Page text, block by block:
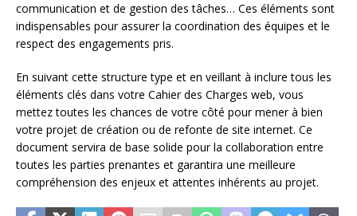
communication et de gestion des tâches… Ces éléments sont
indispensables pour assurer la coordination des équipes et le
respect des engagements pris.
En suivant cette structure type et en veillant à inclure tous les
éléments clés dans votre Cahier des Charges web, vous
mettez toutes les chances de votre côté pour mener à bien
votre projet de création ou de refonte de site internet. Ce
document servira de base solide pour la collaboration entre
toutes les parties prenantes et garantira une meilleure
compréhension des enjeux et attentes inhérents au projet.